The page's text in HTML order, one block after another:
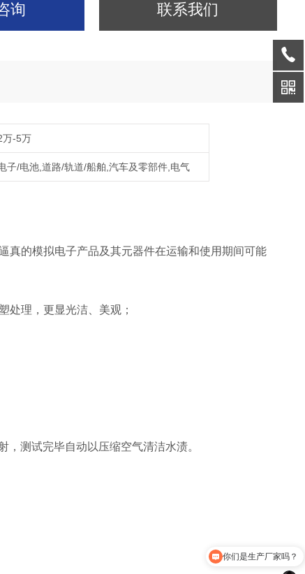
询 联系我们
万-5万
子/电池,道路/轨道/船舶,汽车及零部件,电气
真的模拟电子产品及其元器件在运输和使用期间可能
处理，更显光洁、美观；
测试完毕自动以压缩空气清洁水渍。
你们是生产厂家吗？